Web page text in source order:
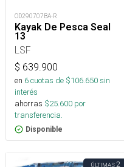
OD290707BA-R
Kayak De Pesca Seal
13
LSF
$ 639.900
en 6cuotas de $106.650sin
interés
ahorras $25.600 por
transferencia.
Disponible
ÚLTIMAS2